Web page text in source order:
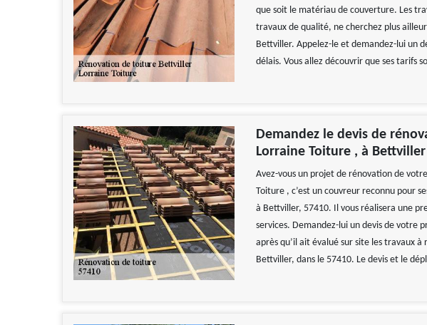
que soit le matériau de couverture. Les
travaux de qualité, ne cherchez plus
Bettviller. Appelez-le et demandez-lui un
délais. Vous allez découvrir que ses tarifs
Demandez le devis de
Lorraine Toiture , à Bettviller
Avez-vous un projet de rénovation de
Toiture , c’est un couvreur reconnu pour
à Bettviller, 57410. Il vous réalisera une
services. Demandez-lui un devis de votre
après qu’il ait évalué sur site les travaux à
Bettviller, dans le 57410. Le devis et le